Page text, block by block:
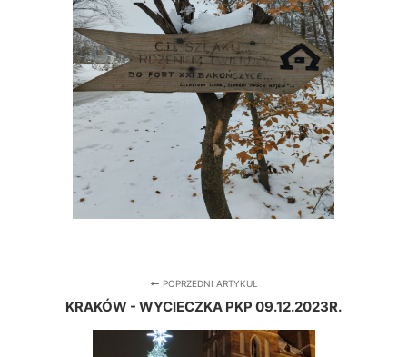
POPRZEDNI ARTYKUŁ
KRAKÓW - WYCIECZKA PKP 09.12.2023R.